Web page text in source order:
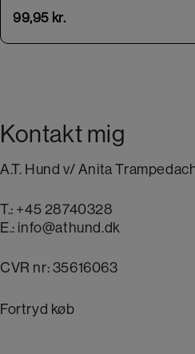
99,95 kr.
Kontakt mig
A.T. Hund v/ Anita
T.: +45 28740328
E.: info@athund.dk
CVR nr: 35616063
Fortryd køb